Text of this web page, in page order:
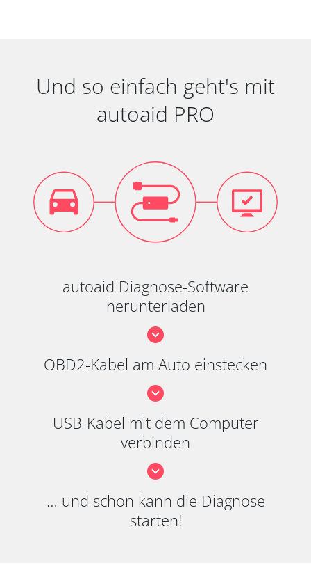
Und so einfach geht's mit
autoaid PRO
autoaid Diagnose-Software
herunterladen
OBD2-Kabel am Auto einstecken
USB-Kabel mit dem Computer
verbinden
… und schon kann die Diagnose
starten!